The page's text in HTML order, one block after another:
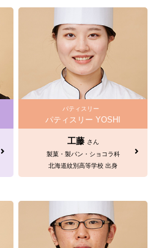
パティスリー
パティスリー YOSHI
工藤 さん
製菓・製パン・ショコラ科
北海道紋別高等学校 出身